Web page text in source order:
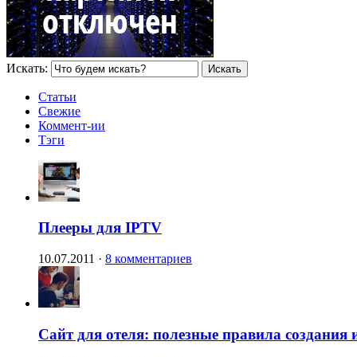
Искать:
Статьи
Свежие
Коммент-ии
Тэги
Плееры для IPTV
10.07.2011 · 8 комментариев
Сайт для отеля: полезные правила создания